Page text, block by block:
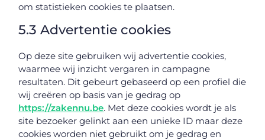
om statistieken cookies te plaatsen.
5.3 Advertentie cookies
Op deze site gebruiken wij advertentie cookies,
waarmee wij inzicht vergaren in campagne
resultaten. Dit gebeurt gebaseerd op een profiel die
wij creëren op basis van je gedrag op
https://zakennu.be. Met deze cookies wordt je als
site bezoeker gelinkt aan een unieke ID maar deze
cookies worden niet gebruikt om je gedrag en